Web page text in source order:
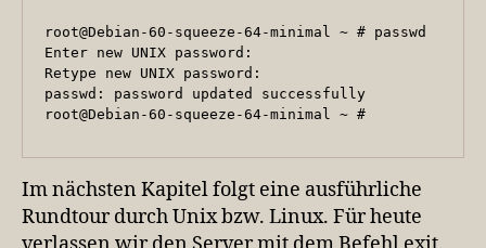
root@Debian-60-squeeze-64-minimal ~ # passwd
Enter new UNIX password:
Retype new UNIX password:
passwd: password updated successfully
root@Debian-60-squeeze-64-minimal ~ #
Im nächsten Kapitel folgt eine ausführliche
Rundtour durch Unix bzw. Linux. Für heute